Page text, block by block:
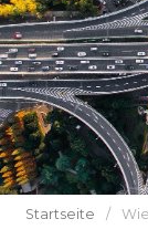
Startseite /